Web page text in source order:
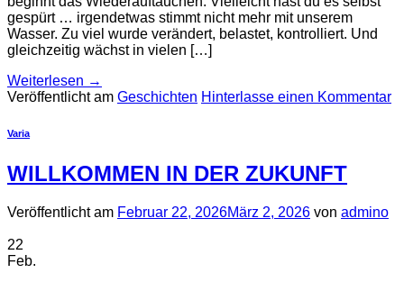
gespürt … irgendetwas stimmt nicht mehr mit unserem
Wasser. Zu viel wurde verändert, belastet, kontrolliert. Und
gleichzeitig wächst in vielen […]
Weiterlesen →
Veröffentlicht am Geschichten Hinterlasse einen Kommentar
Varia
WILLKOMMEN IN DER ZUKUNFT
Veröffentlicht am Februar 22, 2026März 2, 2026 von admino
22
Feb.